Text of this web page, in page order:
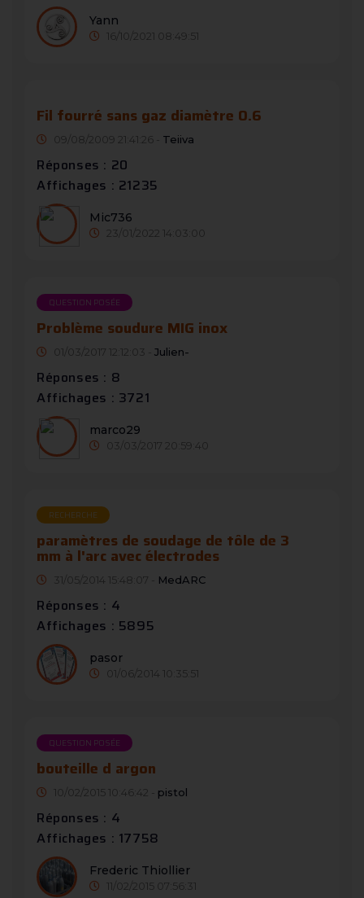
Yann
16/10/2021 08:49:51
Fil fourré sans gaz diamètre 0.6
09/08/2009 21:41:26 - Teiiva
Réponses : 20
Affichages : 21235
Mic736
23/01/2022 14:03:00
QUESTION POSÉE
Problème soudure MIG inox
01/03/2017 12:12:03 - Julien-
Réponses : 8
Affichages : 3721
marco29
03/03/2017 20:59:40
RECHERCHE
paramètres de soudage de tôle de 3
mm à l'arc avec électrodes
31/05/2014 15:48:07 - MedARC
Réponses : 4
Affichages : 5895
pasor
01/06/2014 10:35:51
QUESTION POSÉE
bouteille d argon
10/02/2015 10:46:42 - pistol
Réponses : 4
Affichages : 17758
Frederic Thiollier
11/02/2015 07:56:31